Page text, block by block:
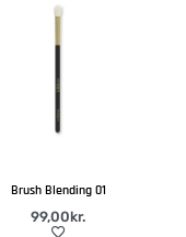
Brush Blending 01
99,00kr.